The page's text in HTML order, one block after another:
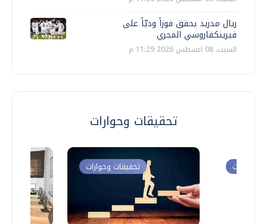
ريال مدريد يحقق فوزاً وديّاً على
فيرينكفاروسي المجري
السبت، 08 اغسطس 2026 11:29 م
تحقيقات وحوارات
تحقيقات وحوارات وحوارات